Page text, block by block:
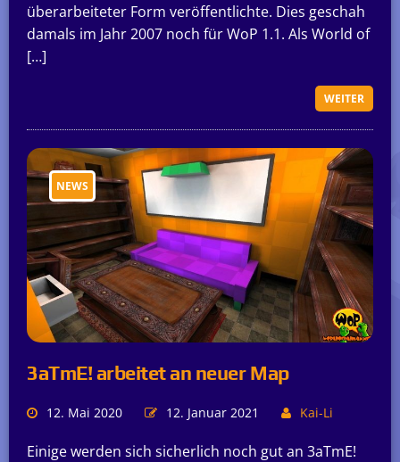
überarbeiteter Form veröffentlichte. Dies geschah
damals im Jahr 2007 noch für WoP 1.1. Als World of
[…]
WEITER
NEWS
3aTmE! arbeitet an neuer Map
12. Mai 2020 12. Januar 2021 Kai-Li
Einige werden sich sicherlich noch gut an 3aTmE!